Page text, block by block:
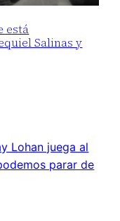
está
Salinas y
Lohan juega al
parar de